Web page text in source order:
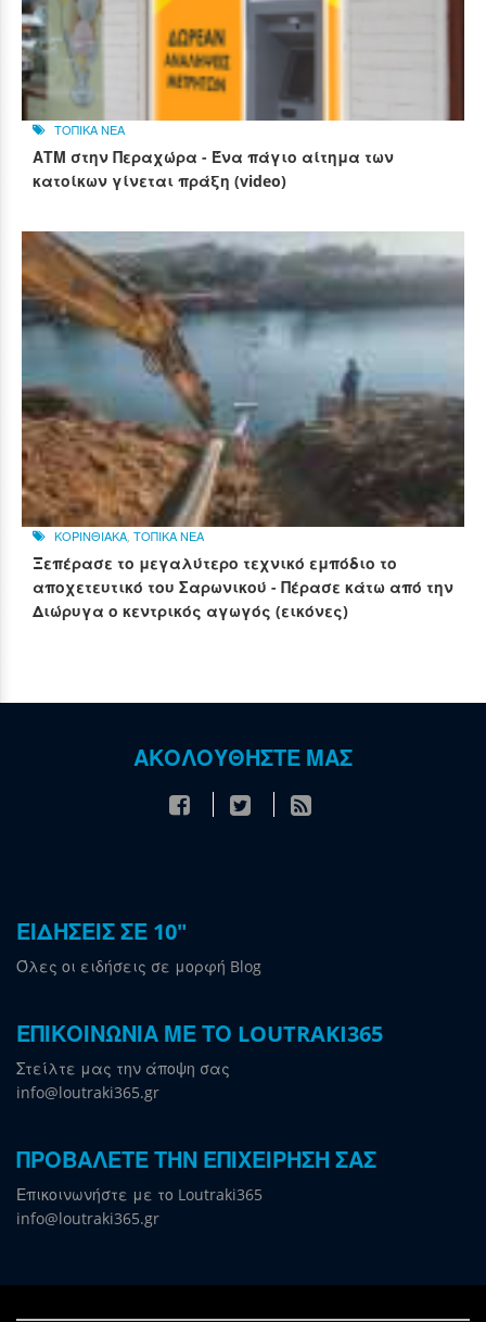
ΤΟΠΙΚΑ ΝΕΑ
ΑΤΜ στην Περαχώρα - Ένα πάγιο αίτημα των
κατοίκων γίνεται πράξη (video)
ΚΟΡΙΝΘΙΑΚΑ, ΤΟΠΙΚΑ ΝΕΑ
Ξεπέρασε το μεγαλύτερο τεχνικό εμπόδιο το
αποχετευτικό του Σαρωνικού - Πέρασε κάτω από την
Διώρυγα ο κεντρικός αγωγός (εικόνες)
ΑΚΟΛΟΥΘΗΣΤΕ ΜΑΣ
ΕΙΔΗΣΕΙΣ ΣΕ 10"
Όλες οι ειδήσεις σε μορφή Blog
ΕΠΙΚΟΙΝΩΝΙΑ ΜΕ ΤΟ LOUTRAKI365
Στείλτε μας την άποψη σας
info@loutraki365.gr
ΠΡΟΒΑΛΕΤΕ ΤΗΝ ΕΠΙΧΕΙΡΗΣΗ ΣΑΣ
Επικοινωνήστε με το Loutraki365
info@loutraki365.gr